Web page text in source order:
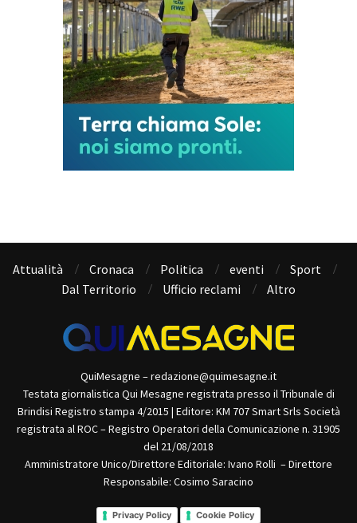
Attualità Cronaca Politica eventi
Sport
Dal Territorio
Ufficio reclami Altro
QuiMesagne – redazione@quimesagne.it
Testata giornalistica Qui Mesagne registrata presso il Tribunale di
Brindisi Registro stampa 4/2015 | Editore: KM 707 Smart Srls Società
registrata al ROC – Registro Operatori della Comunicazione n. 31905
del 21/08/2018
Amministratore Unico/Direttore Editoriale: Ivano Rolli – Direttore
Responsabile: Cosimo Saracino
Privacy Policy Cookie Policy